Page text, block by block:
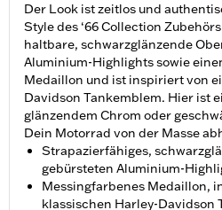
Der Look ist zeitlos und
Style des ‘66 Collection
haltbare, schwarzglänzende
Aluminium-Highlights sowie
Medaillon und ist inspiriert von
Davidson Tankemblem. Hier ist
glänzendem Chrom oder
Dein Motorrad von der Masse
Strapazierfähiges,
gebürsteten Aluminium-
Messingfarbenes Medaillon,
klassischen Harley-Davidson